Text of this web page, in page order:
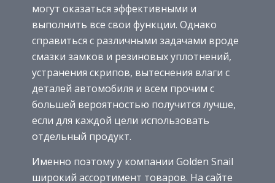
могут оказаться эффективными и
выполнить все свои функции. Однако
справиться с различными задачами вроде
смазки замков и резиновых уплотнений,
устранения скрипов, вытеснения влаги с
деталей автомобиля и всем прочим с
большей вероятностью получится лучше,
если для каждой цели использовать
отдельный продукт.
Именно поэтому у компании Golden Snail
широкий ассортимент товаров. На сайте